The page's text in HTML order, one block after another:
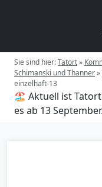
Sie sind hier:Tatort»
Schimanski und Thanner»
einzelhaft-13
🏖️ Aktuell ist
es ab 13 September.